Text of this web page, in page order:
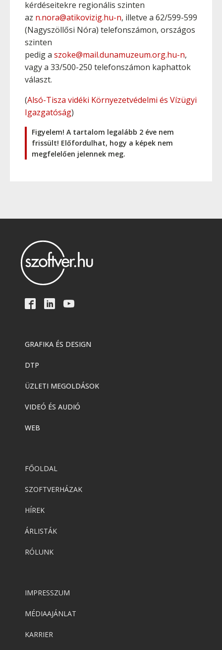
kérdéseitekre regionális szinten
az n.nora@atikovizig.hu-n, illetve a 62/599-599
(Nagyszöllősi Nóra) telefonszámon, országos
szinten
pedig a szoke@mail.dunamuzeum.org.hu-n,
vagy a 33/500-250 telefonszámon kaphattok
választ.
(Alsó-Tisza vidéki Környezetvédelmi és Vízügyi
Igazgatóság)
Figyelem! A tartalom legalább 2 éve nem
frissült! Előfordulhat, hogy a képek nem
megfelelően jelennek meg.
GRAFIKA ÉS DESIGN
DTP
ÜZLETI MEGOLDÁSOK
VIDEÓ ÉS AUDIÓ
WEB
FŐOLDAL
SZOFTVERHÁZAK
HÍREK
ÁRLISTÁK
RÓLUNK
IMPRESSZUM
MÉDIAAJÁNLAT
KARRIER